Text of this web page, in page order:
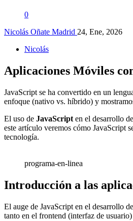
0
Nicolás Oñate Madrid 24, Ene, 2026
Nicolás
Aplicaciones Móviles
JavaScript se ha convertido en un
enfoque (nativo vs. híbrido) y
El uso de JavaScript en el desarrollo
este artículo veremos cómo JavaScript
tecnología.
programa-en-linea
Introducción a las
El auge de JavaScript en el desarrollo
tanto en el frontend (interfaz de